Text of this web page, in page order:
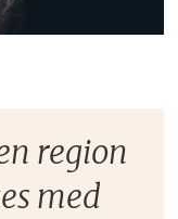
region
med